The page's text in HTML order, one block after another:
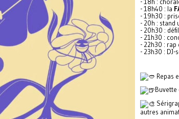
- 18h40 : la
- 19h30 :
- 20h : stand
- 20h30 :
- 21h30 :
- 22h30 :
- 23h30 : DJ-
Repas
Buvette
autres